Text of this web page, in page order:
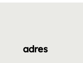
adres